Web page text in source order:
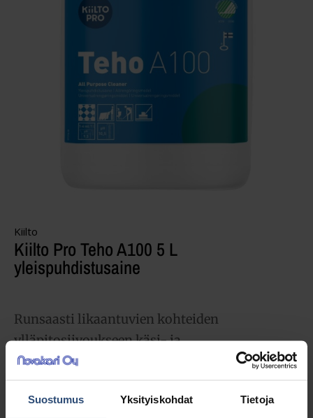
Suostumus Yksityiskohdat Tietoja
Kiilto
Kiilto Pro Teho A100 5 L
yleispuhdistusaine
Runsaasti likaantuvien kohteiden
ylläpitosiivoukseen käsi- ja
konemenetelmin.Kumilattioiden
erillisen ohjeen mukaan.